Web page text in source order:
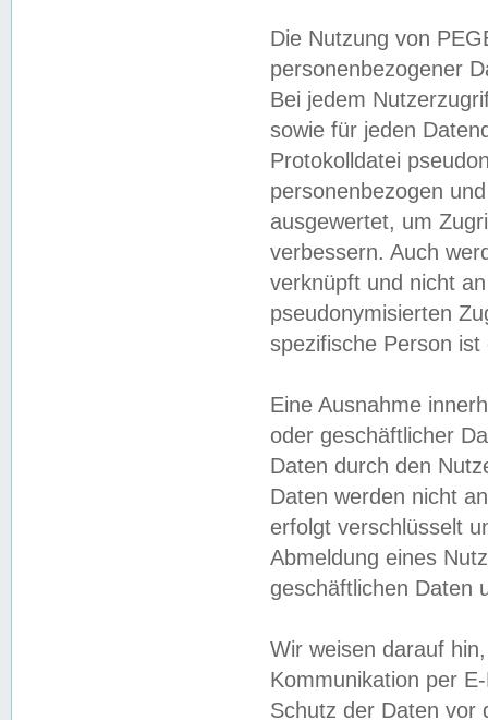
Die Nutzung von
personenbezogener
Bei jedem
sowie für jeden
Protokolldatei
personenbezogen
ausgewertet, um
verbessern. Auch
verknüpft und nicht
pseudonymisierten
spezifische Person
Eine Ausnahme
oder geschäftlicher
Daten durch den
Daten werden nicht
erfolgt verschlüsselt
Abmeldung eines
geschäftlichen Daten
Wir weisen darauf
Kommunikation per
Schutz der Daten vor